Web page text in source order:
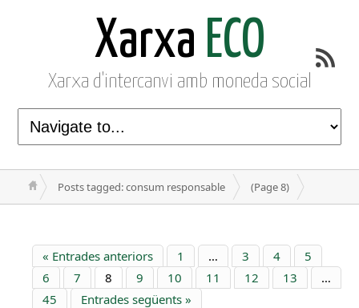
Xarxa ECO
Xarxa d'intercanvi amb moneda social
Posts tagged: consum responsable (Page 8)
« Entrades anteriors 1 … 3 4
5
6
7 8 9 10 11 12 13
…
45
Entrades següents »